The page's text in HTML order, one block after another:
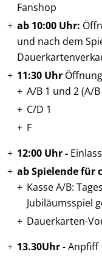
Fanshop
ab 10:00 Uhr:
und nach dem
11:30 Uhr
A/B 1 und 2 (A/
C/D 1
F
12:00 Uhr -
ab Spielende für
Kasse A/B:
Jubiläumsspiel
Dauerkarten-
13.30Uhr- Anpfiff